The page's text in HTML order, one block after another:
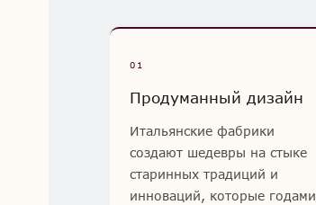
01
Продуманный дизайн
Итальянские фабрики
создают шедевры на стыке
старинных традиций и
инноваций, которые годами